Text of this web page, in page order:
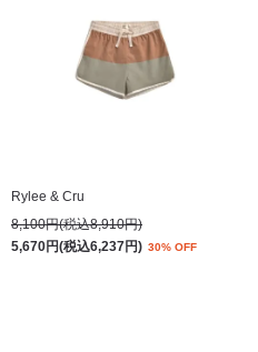
Rylee & Cru
8,100円(税込8,910円)
5,670円(税込6,237円) 30% OFF